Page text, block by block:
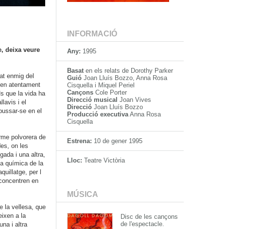
deixa veure
enmig del
atentament
que la vida ha
i el
se en el
polvorera de
on les
i una altra,
química de la
per l
en
la vellesa, que
a la
i altra
INFORMACIÓ
Any: 1995
Basat en els relats de Dorothy Parker
Guió Joan Lluís Bozzo, Anna Rosa
Cisquella i Miquel Periel
Cançons Cole Porter
Direcció musical Joan Vives
Direcció Joan Lluís Bozzo
Producció executivaAnna Rosa
Cisquella
Estrena: 10 de gener 1995
Lloc: Teatre Victòria
MÚSICA
Disc de les cançons
de l'espectacle.